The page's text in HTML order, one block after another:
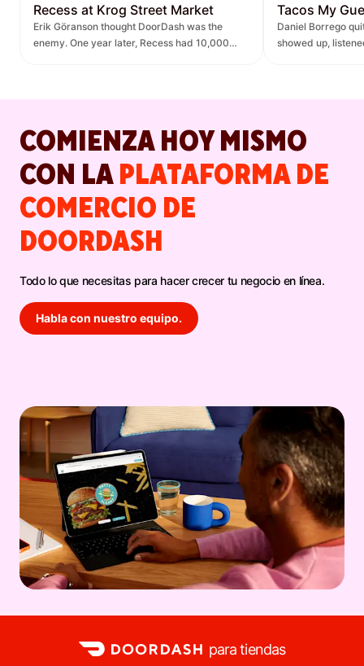
Recess at Krog Street Market
Erik Göranson thought DoorDash was the
enemy. One year later, Recess had 10,000
Tacos My
Daniel Borrego
showed up,
COMIENZA HOY MISMO
CON LAPLATAFORMA DE
COMERCIO DE
DOORDASH
Todo lo que necesitas para hacer crecer tu negocio en línea.
Habla con nuestro equipo.
para tiendas